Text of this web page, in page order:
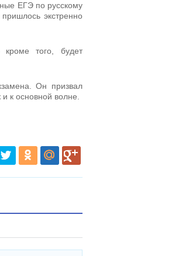
ЕГЭ по русскому
экстренно
кроме того, будет
Он призвал
к основной волне.